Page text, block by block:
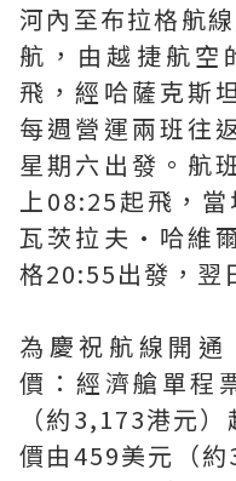
河內至布拉格航
航，由越捷航空
飛，經哈薩克斯
每週營運兩班往
星期六出發。航
上08:25起飛，
瓦茨拉夫·哈維
格20:55出發，翌
為慶祝航線開
價：經濟艙單程
（約3,173港元
價由459美元（